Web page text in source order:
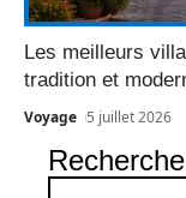
Les meilleurs
tradition et
Voyage 5 juillet 2026
Recherche